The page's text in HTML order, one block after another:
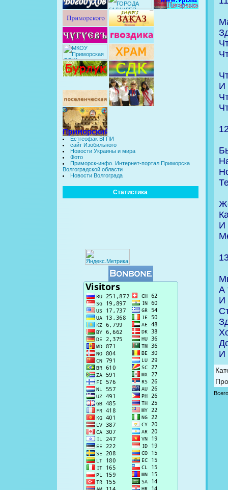
Естгеофак ВГПИ
сайт Изобильного
Новости Украины и мира
Фото
Приморск-инфо. Интернет-портал Приморска
Волгоградской области
Новости Волгограда
Статистика
И
И
А
И
И